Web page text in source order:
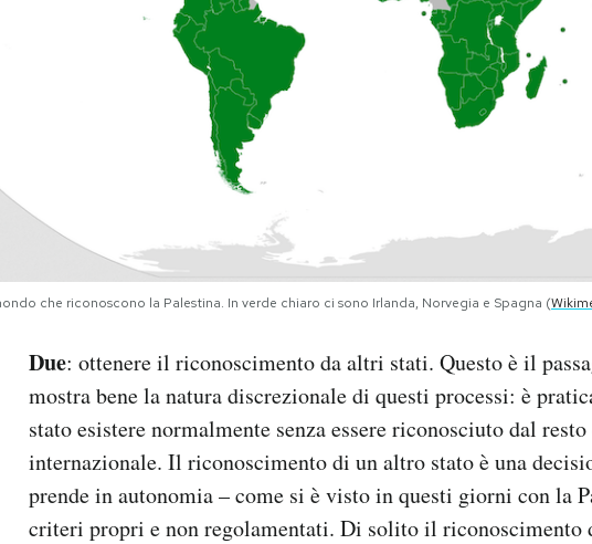
che riconoscono la Palestina. In verde chiaro ci sono Irlanda, Norvegia e Spagna (
Due: ottenere il riconoscimento da altri stati. Questo è il
mostra bene la natura discrezionale di questi processi: è
stato esistere normalmente senza essere riconosciuto dal
internazionale. Il riconoscimento di un altro stato è una
prende in autonomia – come si è visto in questi giorni con la
criteri propri e non regolamentati. Di solito il riconoscimento